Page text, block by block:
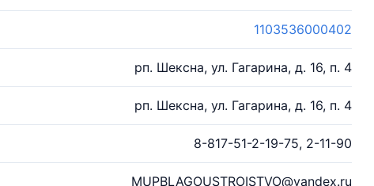
1103536000402
рп. Шексна, ул. Гагарина, д. 16, п. 4
рп. Шексна, ул. Гагарина, д. 16, п. 4
8-817-51-2-19-75, 2-11-90
MUPBLAGOUSTROISTVO@yandex.ru